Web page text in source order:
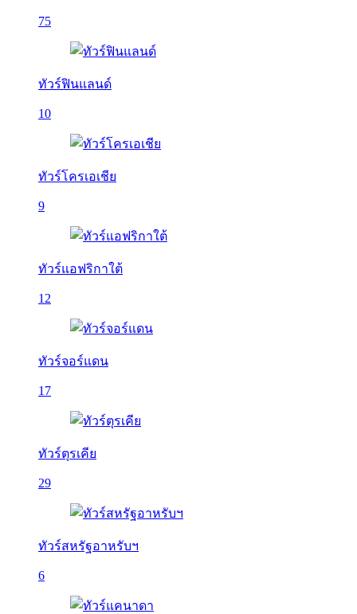
75
ทัวร์ฟินแลนด์
10
ทัวร์โครเอเชีย
9
ทัวร์แอฟริกาใต้
12
ทัวร์จอร์แดน
17
ทัวร์ตุรเคีย
29
ทัวร์สหรัฐอาหรับฯ
6